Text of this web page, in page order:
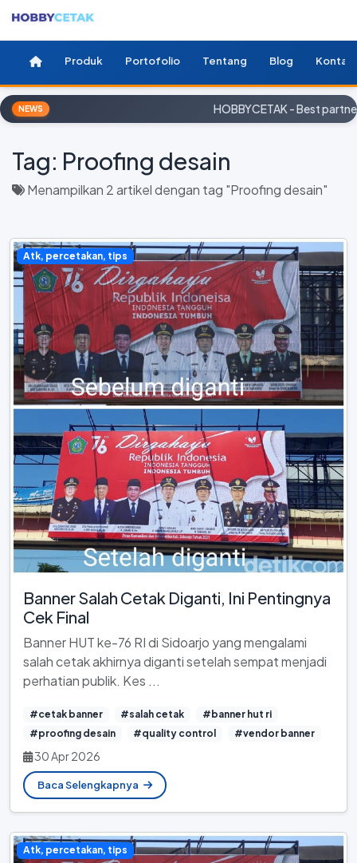
Produk Portofolio Tentang Blog Kontak
NEWS HOBBYCETAK - Best
Tag: Proofing desain
Menampilkan 2 artikel dengan tag "Proofing desain"
Atk, percetakan, tips
Banner Salah Cetak Diganti, Ini Pentingnya
Cek Final
Banner HUT ke-76 RI di Sidoarjo yang mengalami
salah cetak akhirnya diganti setelah sempat menjadi
perhatian publik. Kes ...
#cetak banner #salah cetak
#banner hut ri
#proofing desain
#quality control #vendor banner
30 Apr 2026
Baca Selengkapnya
Atk, percetakan, tips